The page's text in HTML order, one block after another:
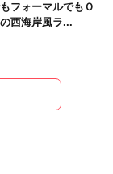
フォーマルでもＯ
西海岸風ラ...